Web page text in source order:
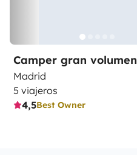
Camper gran volumen
Madrid
5 viajeros
4,5Best Owner